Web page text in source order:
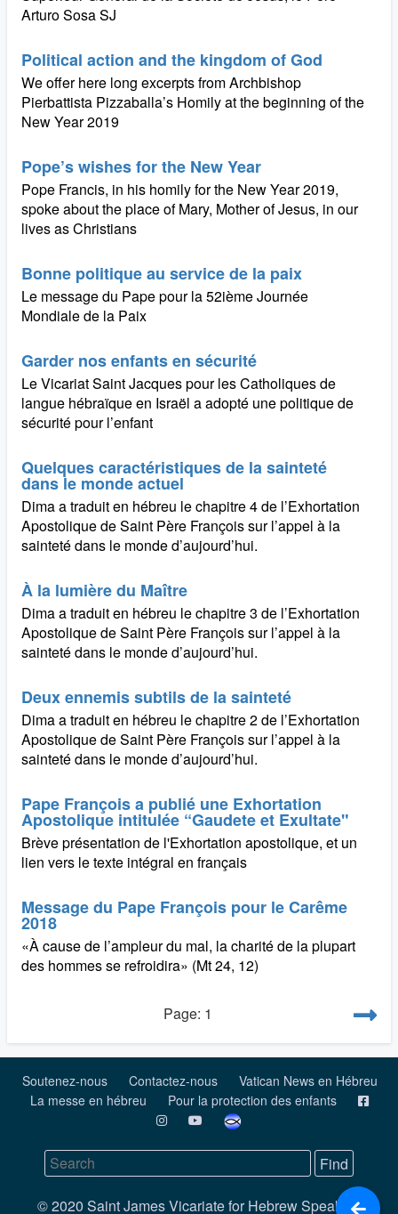
Arturo Sosa SJ
Political action and the kingdom of God
We offer here long excerpts from Archbishop
Pierbattista Pizzaballa’s Homily at the beginning of the
New Year 2019
Pope’s wishes for the New Year
Pope Francis, in his homily for the New Year 2019,
spoke about the place of Mary, Mother of Jesus, in our
lives as Christians
Bonne politique au service de la paix
Le message du Pape pour la 52ième Journée
Mondiale de la Paix
Garder nos enfants en sécurité
Le Vicariat Saint Jacques pour les Catholiques de
langue hébraïque en Israël a adopté une politique de
sécurité pour l’enfant
Quelques caractéristiques de la sainteté
dans le monde actuel
Dima a traduit en hébreu le chapitre 4 de l’Exhortation
Apostolique de Saint Père François sur l’appel à la
sainteté dans le monde d’aujourd’hui.
À la lumière du Maître
Dima a traduit en hébreu le chapitre 3 de l’Exhortation
Apostolique de Saint Père François sur l’appel à la
sainteté dans le monde d’aujourd’hui.
Deux ennemis subtils de la sainteté
Dima a traduit en hébreu le chapitre 2 de l’Exhortation
Apostolique de Saint Père François sur l’appel à la
sainteté dans le monde d’aujourd’hui.
Pape François a publié une Exhortation
Apostolique intitulée “Gaudete et Exultate"
Brève présentation de l'Exhortation apostolique, et un
lien vers le texte intégral en français
Message du Pape François pour le Carême
2018
«À cause de l’ampleur du mal, la charité de la plupart
des hommes se refroidira» (Mt 24, 12)
Page: 1
Soutenez-nous Contactez-nous
Vatican News en Hébreu
La messe en hébreu
Pour la protection des enfants
© 2020 Saint James Vicariate for Hebrew Speaking